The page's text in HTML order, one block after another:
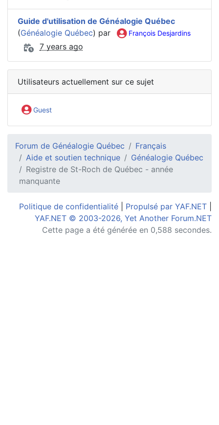
Guide d'utilisation de Généalogie Québec
(Généalogie Québec) par François Desjardins
7 years ago
Utilisateurs actuellement sur ce sujet
Guest
Forum de Généalogie Québec
Français
Aide et soutien technique
Généalogie Québec
Registre de St-Roch de Québec - année
manquante
Politique de confidentialité Propulsé par YAF.NET
YAF.NET © 2003-2026, Yet Another Forum.NET
Cette page a été générée en 0,588 secondes.